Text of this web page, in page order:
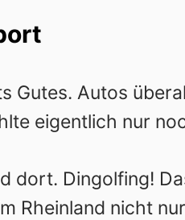
Gutes. Autos
eigentlich nur
dort. Dingolfing!
Rheinland nicht